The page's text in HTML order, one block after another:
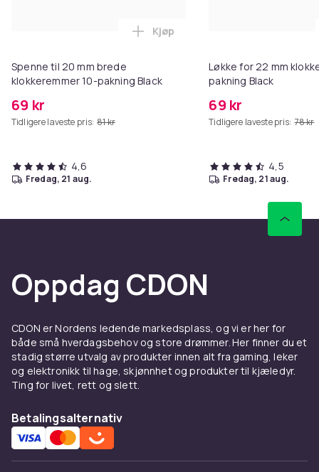
Spenne til 20 mm brede
klokkeremmer 10-pakning Black
69 kr
Tidligere laveste pris: 81 kr
Legg Spenne til 20 mm brede
Kjøp
4,6
fredag, 21 aug.
Løkke for 22 mm
pakning Black
69 kr
Tidligere laveste pris: 78 kr
4,5
fredag, 21 aug.
Oppdag CDON
CDON er Nordens ledende markedsplass, og vi er her for
både små hverdagsbehov og store drømmer. Her finner du et
stadig større utvalg av produkter innen alt fra gaming, leker
og elektronikk til hage, skjønnhet og produkter til kjæledyr.
Ting for livet, rett og slett.
Betalingsalternativ